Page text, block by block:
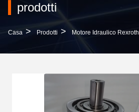
prodotti
Casa > Prodotti > Motore Idraulico Rexroth